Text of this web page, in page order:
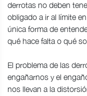
derrotas no deben
obligado a ir al límite
única forma de
qué hace falta o qué
El problema de las
engañarnos y el
nos llevan a la